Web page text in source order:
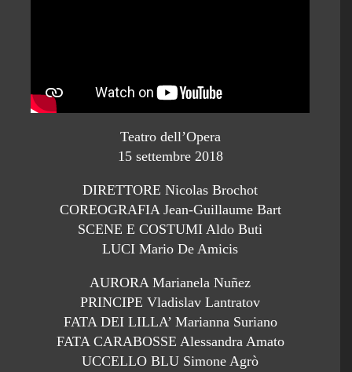
Teatro dell’Opera
15 settembre 2018
DIRETTORE Nicolas Brochot
COREOGRAFIA Jean-Guillaume Bart
SCENE E COSTUMI Aldo Buti
LUCI Mario De Amicis
AURORA Marianela Nuñez
PRINCIPE Vladislav Lantratov
FATA DEI LILLA’ Marianna Suriano
FATA CARABOSSE Alessandra Amato
UCCELLO BLU Simone Agrò